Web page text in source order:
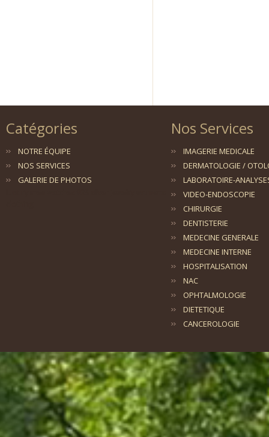
Catégories
NOTRE ÉQUIPE
NOS SERVICES
GALERIE DE PHOTOS
Nos Services
IMAGERIE MEDICALE
DERMATOLOGIE /
LABORATOIRE-
VIDEO-ENDOSCOPIE
CHIRURGIE
DENTISTERIE
MEDECINE GENERALE
MEDECINE INTERNE
HOSPITALISATION
NAC
OPHTALMOLOGIE
DIETETIQUE
CANCEROLOGIE